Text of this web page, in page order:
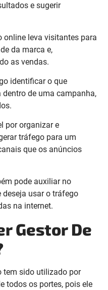
e sugerir
online leva visitantes para
da marca e,
as vendas.
identificar o que
de uma campanha,
por organizar e
tráfego para um
que os anúncios
pode auxiliar no
deseja usar o tráfego
na internet.
Gestor De
tem sido utilizado por
todos os portes, pois ele